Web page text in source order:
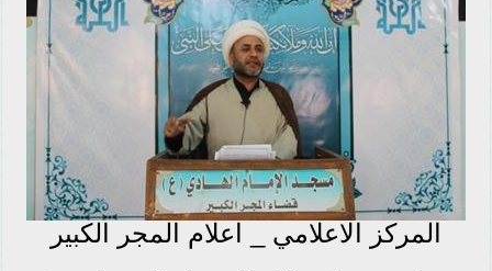
المركز الاعلامي _ اعلام المجر الكبير